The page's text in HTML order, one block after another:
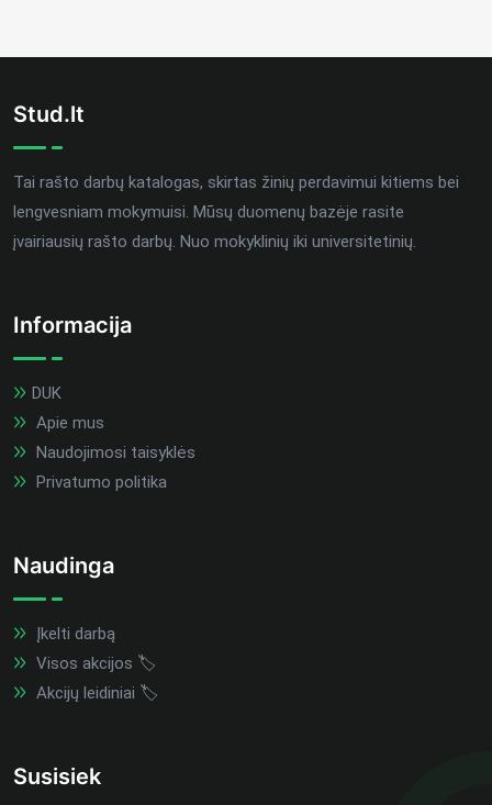
Stud.lt
Tai rašto darbų katalogas, skirtas žinių perdavimui kitiems bei
lengvesniam mokymuisi. Mūsų duomenų bazėje rasite
įvairiausių rašto darbų. Nuo mokyklinių iki universitetinių.
Informacija
DUK
Apie mus
Naudojimosi taisyklės
Privatumo politika
Naudinga
Įkelti darbą
Visos akcijos 🏷️
Akcijų leidiniai 🏷️
Susisiek